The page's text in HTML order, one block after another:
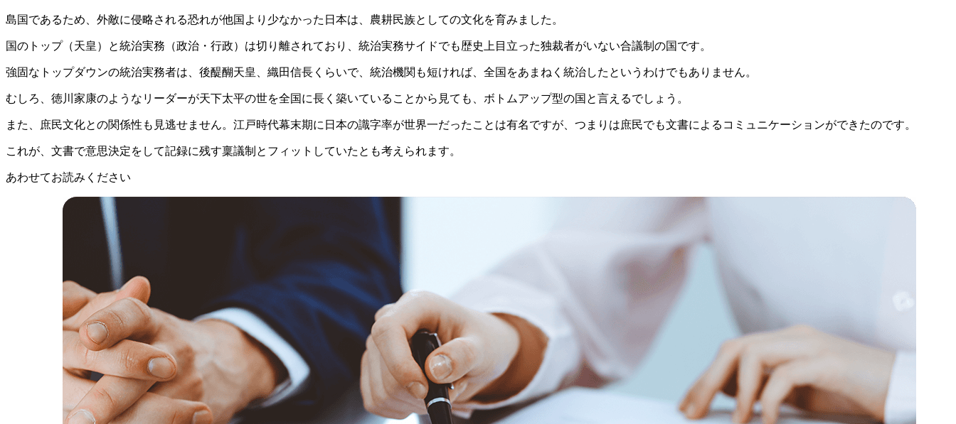
島国であるため、外敵に侵略される恐れが他国より少なかった日本は、農耕民族としての文化を育みました。
国のトップ（天皇）と統治実務（政治・行政）は切り離されており、統治実務サイドでも歴史上目立った独裁者がいない合議制の国です。
強固なトップダウンの統治実務者は、後醍醐天皇、織田信長くらいで、統治機関も短ければ、全国をあまねく統治したというわけでもありません。
むしろ、徳川家康のようなリーダーが天下太平の世を全国に長く築いていることから見ても、ボトムアップ型の国と言えるでしょう。
また、庶民文化との関係性も見逃せません。江戸時代幕末期に日本の識字率が世界一だったことは有名ですが、つまりは庶民でも文書によるコミュニケーションができたのです。
これが、文書で意思決定をして記録に残す稟議制とフィットしていたとも考えられます。
あわせてお読みください